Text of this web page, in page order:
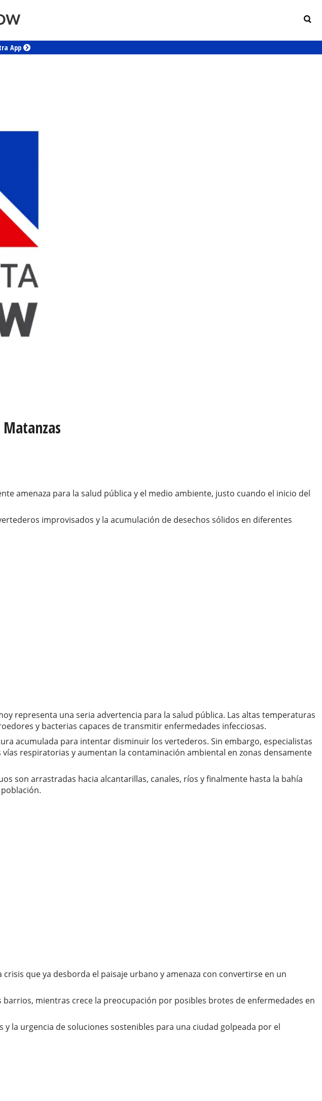
App
amenaza para la salud pública y el medio ambiente, justo cuando el inicio del
improvisados y la acumulación de desechos sólidos en diferentes
representa una seria advertencia para la salud pública. Las altas temperaturas
y bacterias capaces de transmitir enfermedades infecciosas.
acumulada para intentar disminuir los vertederos. Sin embargo, especialistas
respiratorias y aumentan la contaminación ambiental en zonas densamente
son arrastradas hacia alcantarillas, canales, ríos y finalmente hasta la bahía
que ya desborda el paisaje urbano y amenaza con convertirse en un
mientras crece la preocupación por posibles brotes de enfermedades en
la urgencia de soluciones sostenibles para una ciudad golpeada por el